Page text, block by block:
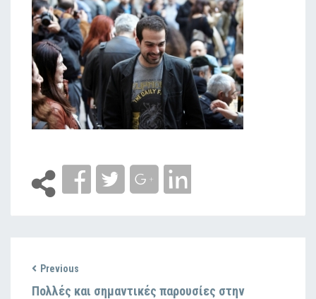
Previous
Πολλές και σημαντικές παρουσίες στην